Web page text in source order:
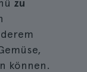
zu
können.